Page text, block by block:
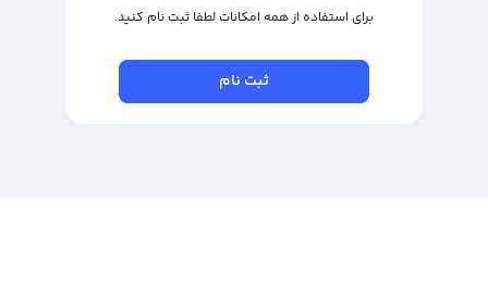
برای استفاده از همه امکانات لطفا ثبت نام کنید.
ثبت نام